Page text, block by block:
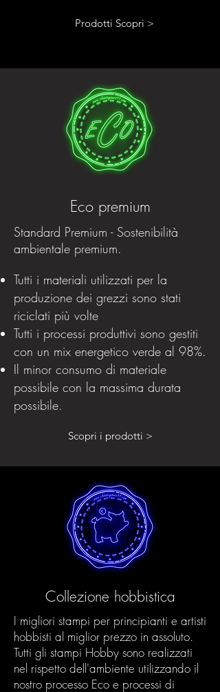
Prodotti Scopri >
Eco premium
Standard Premium - Sostenibilità
ambientale premium.
Tutti i materiali utilizzati per la
produzione dei grezzi sono stati
riciclati più volte
Tutti i processi produttivi sono gestiti
con un mix energetico verde al 98%.
Il minor consumo di materiale
possibile con la massima durata
possibile.
Scopri i prodotti >
Collezione hobbistica
I migliori stampi per principianti e artisti
hobbisti al miglior prezzo in assoluto.
Tutti gli stampi Hobby sono realizzati
nel rispetto dell'ambiente utilizzando il
nostro processo Eco e processi di